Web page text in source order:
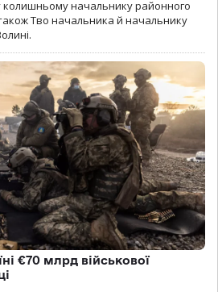
колишньому начальнику районного
Тво начальника й начальнику
€70 млрд військової